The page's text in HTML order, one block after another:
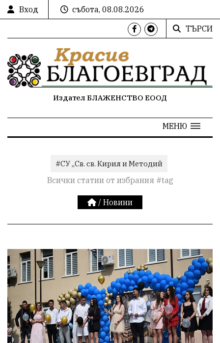
Вход
събота, 08.08.2026
ТЪРСИ
Издател БЛАЖЕНСТВО ЕООД
МЕНЮ
#СУ „Св. св. Кирил и Методий
Всички статии от избрания #tag
/ Новини